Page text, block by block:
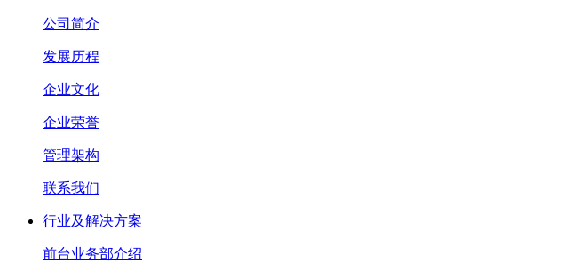
公司简介
发展历程
企业文化
企业荣誉
管理架构
联系我们
行业及解决方案
前台业务部介绍